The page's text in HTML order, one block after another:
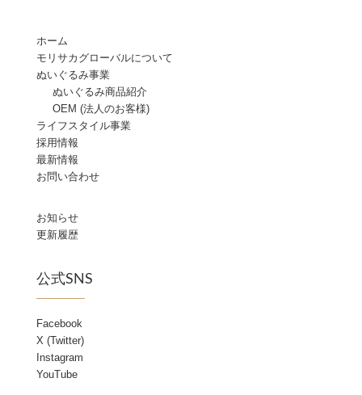
ホーム
モリサカグローバルについて
ぬいぐるみ事業
ぬいぐるみ商品紹介
OEM (法人のお客様)
ライフスタイル事業
採用情報
最新情報
お問い合わせ
お知らせ
更新履歴
公式SNS
Facebook
X (Twitter)
Instagram
YouTube